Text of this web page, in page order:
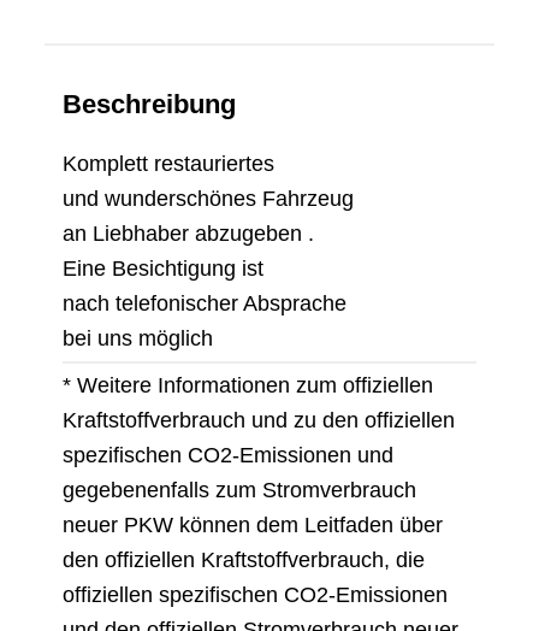
Beschreibung
Komplett restauriertes
und wunderschönes Fahrzeug
an Liebhaber abzugeben .
Eine Besichtigung ist
nach telefonischer Absprache
bei uns möglich
* Weitere Informationen zum offiziellen
Kraftstoffverbrauch und zu den offiziellen
spezifischen CO2-Emissionen und
gegebenenfalls zum Stromverbrauch
neuer PKW können dem Leitfaden über
den offiziellen Kraftstoffverbrauch, die
offiziellen spezifischen CO2-Emissionen